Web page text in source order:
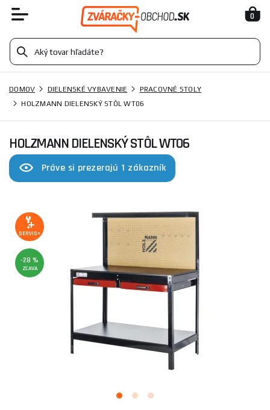
0
DOMOV DIELENSKÉ VYBAVENIE
PRACOVNÉ STOLY
HOLZMANN DIELENSKÝ STÔL WT06
HOLZMANN DIELENSKÝ STÔL WT06
Práve si prezerajú 1 zákazník
SERVIS+
-28 %
ZĽAVA